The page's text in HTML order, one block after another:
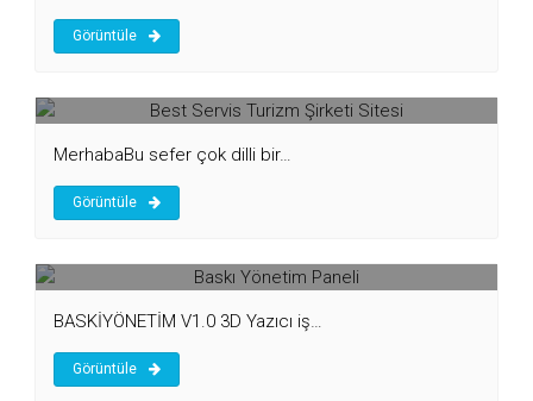
Görüntüle
MerhabaBu sefer çok dilli bir…
Görüntüle
BASKİYÖNETİM V1.0 3D Yazıcı iş…
Görüntüle